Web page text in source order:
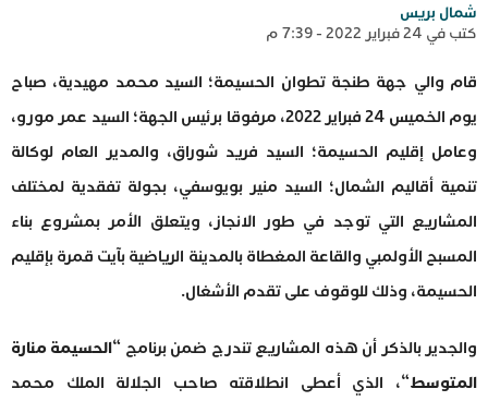
شمال بريس
كتب في 24 فبراير 2022 - 7:39 م
قام والي جهة طنجة تطوان الحسيمة؛ السيد محمد مهيدية، صباح
يوم الخميس 24 فبراير 2022، مرفوقا برئيس الجهة؛ السيد عمر مورو،
وعامل إقليم الحسيمة؛ السيد فريد شوراق، والمدير العام لوكالة
تنمية أقاليم الشمال؛ السيد منير بويوسفي، بجولة تفقدية لمختلف
المشاريع التي توجد في طور الانجاز، ويتعلق الأمر بمشروع بناء
المسبح الأولمبي والقاعة المغطاة بالمدينة الرياضية بآيت قمرة بإقليم
الحسيمة، وذلك للوقوف على تقدم الأشغال.
والجدير بالذكر أن هذه المشاريع تندرج ضمن برنامج “الحسيمة منارة
المتوسط“، الذي أعطى انطلاقته صاحب الجلالة الملك محمد